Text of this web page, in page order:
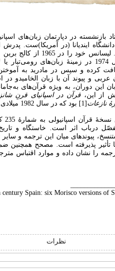
بازنشسته در دپارتمان زبان‌های
ایندیانا (در آمریکا)ست. پدرش
کرده و سپس در مادرید به
و پیوند آن با زبان الخامیدو در
این دوران، به ویژه قرآن‌های
از این، قرآن در اسپانیای قرنِ
نازعات [1] بود که در سال 1982 میلادی انتشار یافته است.
درباب اثر است. خاستگاه و
پیوندهای میان این ترجمه و
تأثیر پذیرفته است. مصحح همچنین
را نشان داده و موارد اقتباس
Spain: six Morisco versions of
نظرات